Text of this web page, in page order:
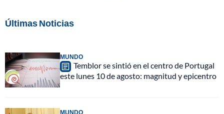
Últimas Noticias
MUNDO
Temblor se sintió en el centro de Portugal
este lunes 10 de agosto: magnitud y epicentro
MUNDO